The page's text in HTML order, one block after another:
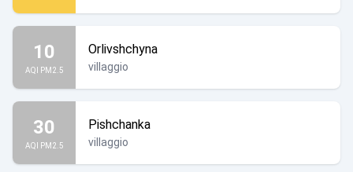
10
AQI PM2.5
Orlivshchyna
villaggio
30
AQI PM2.5
Pishchanka
villaggio